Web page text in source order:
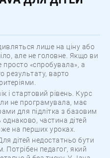
лише на ціну або
але не головне. Якщо ви
просто «спробувала», а
результату, варто
і стартовий рівень. Курс
не програмувала, має
для підлітка з базовим
частина дітей
на перших уроках.
дітей недостатньо бути
педагог, який